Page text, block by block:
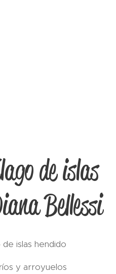
de islas
Bellessi
islas hendido
y arroyuelos